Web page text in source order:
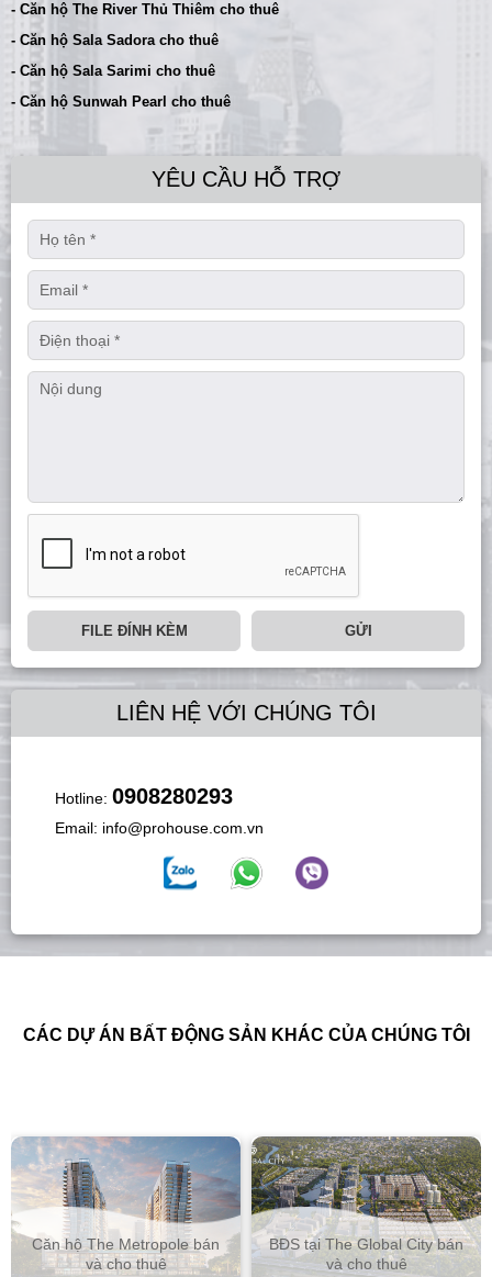
- Căn hộ The River Thủ Thiêm cho thuê
- Căn hộ Sala Sadora cho thuê
- Căn hộ Sala Sarimi cho thuê
- Căn hộ Sunwah Pearl cho thuê
YÊU CẦU HỖ TRỢ
FILE ĐÍNH KÈM GỬI
LIÊN HỆ VỚI CHÚNG TÔI
Hotline: 0908280293
Email: info@prohouse.com.vn
CÁC DỰ ÁN BẤT ĐỘNG SẢN KHÁC CỦA CHÚNG TÔI
Căn hộ The Metropole bán
và cho thuê
BĐS tại The Global City bán
và cho thuê